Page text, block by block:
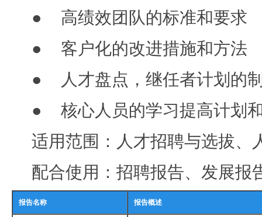
● 高绩效团队的标准和要求
● 客户化的改进措施和方法
● 人才盘点，继任者计划的
● 核心人员的学习提高计划
适用范围：人才招聘与选拔、
配合使用：招聘报告、发展报
报告名称 报告概述